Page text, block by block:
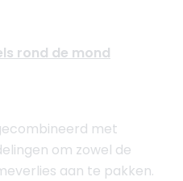
rond de mond
met
om zowel de
aan te pakken.